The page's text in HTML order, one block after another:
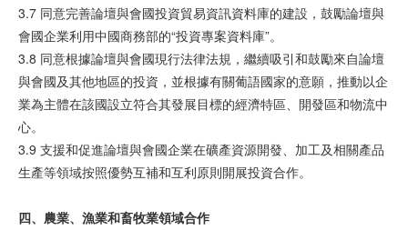
3.7 同意完善論壇與會國投資貿易資訊資料庫的建設，鼓勵論壇與
會國企業利用中國商務部的“投資專案資料庫”。
3.8 同意根據論壇與會國現行法律法規，繼續吸引和鼓勵來自論壇
與會國及其他地區的投資，並根據有關葡語國家的意願，推動以企
業為主體在該國設立符合其發展目標的經濟特區、開發區和物流中
心。
3.9 支援和促進論壇與會國企業在礦產資源開發、加工及相關產品
生產等領域按照優勢互補和互利原則開展投資合作。
四、 農業、 漁業和畜牧業領域合作